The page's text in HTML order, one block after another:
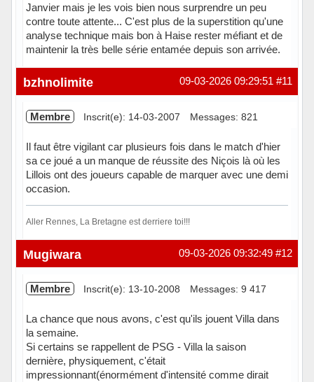
Janvier mais je les vois bien nous surprendre un peu
contre toute attente... C'est plus de la superstition qu'une
analyse technique mais bon à Haise rester méfiant et de
maintenir la très belle série entamée depuis son arrivée.
Hors ligne #11
09-03-2026 09:29:51
bzhnolimite
Membre Inscrit(e): 14-03-2007 Messages: 821
Il faut être vigilant car plusieurs fois dans le match d'hier
sa ce joué a un manque de réussite des Niçois là où les
Lillois ont des joueurs capable de marquer avec une demi
occasion.
Aller Rennes, La Bretagne est derriere toi!!!
Hors ligne #12
09-03-2026 09:32:49
Mugiwara
Membre Inscrit(e): 13-10-2008 Messages: 9 417
La chance que nous avons, c'est qu'ils jouent Villa dans
la semaine.
Si certains se rappellent de PSG - Villa la saison
dernière, physiquement, c'était
impressionnant(énormément d'intensité comme dirait